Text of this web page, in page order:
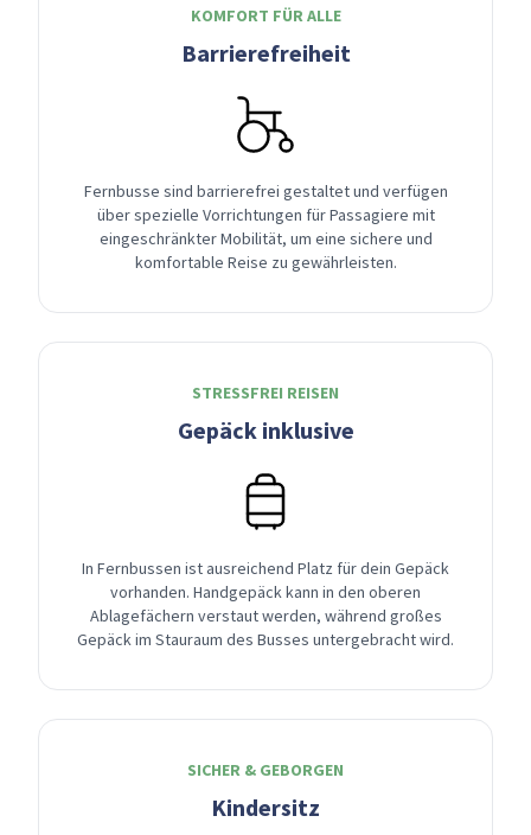
KOMFORT FÜR ALLE
Barrierefreiheit
Fernbusse sind barrierefrei gestaltet und verfügen
über spezielle Vorrichtungen für Passagiere mit
eingeschränkter Mobilität, um eine sichere und
komfortable Reise zu gewährleisten.
STRESSFREI REISEN
Gepäck inklusive
In Fernbussen ist ausreichend Platz für dein Gepäck
vorhanden. Handgepäck kann in den oberen
Ablagefächern verstaut werden, während großes
Gepäck im Stauraum des Busses untergebracht wird.
SICHER & GEBORGEN
Kindersitz